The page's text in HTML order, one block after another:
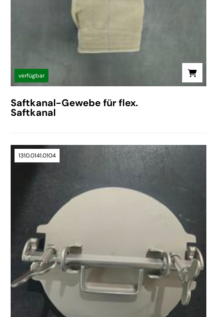
verfügbar
Saftkanal-Gewebe für flex.
Saftkanal
1310.0141.0104